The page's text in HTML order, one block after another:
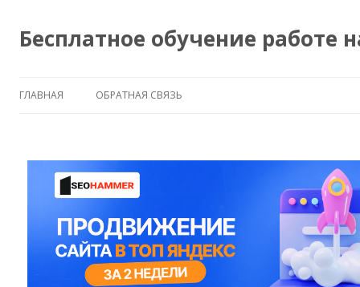
Бесплатное обучение работе
ГЛАВНАЯ ОБРАТНАЯ СВЯЗЬ